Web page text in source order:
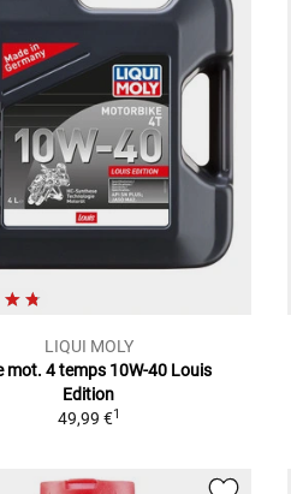
LIQUI MOLY
mot. 4 temps 10W-40 Louis
Edition
49,99 €1